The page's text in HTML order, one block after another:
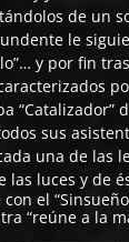
de un
le
y por fin
“Catalizador”
sus
una de las
las luces y de
el
“reúne a la